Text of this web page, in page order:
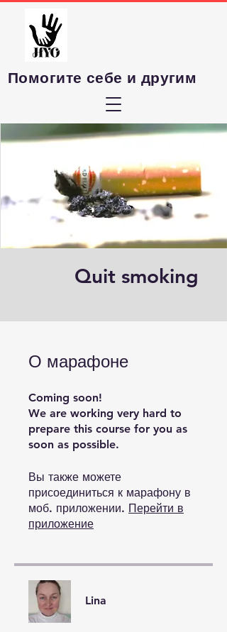
Помогите себе и другим
Quit smoking
О марафоне
Coming soon!
We are working very hard to
prepare this course for you as
soon as possible.
Вы также можете
присоединиться к марафону в
моб. приложении. Перейти в
приложение
Lina